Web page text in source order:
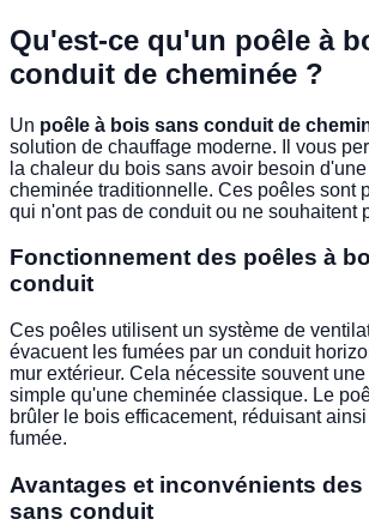
Qu'est-ce qu'un poêle à
conduit de cheminée ?
Un poêle à bois sans conduit de
solution de chauffage moderne. Il vous
la chaleur du bois sans avoir besoin
cheminée traditionnelle. Ces poêles sont
qui n'ont pas de conduit ou ne souhaitent
Fonctionnement des poêles à
conduit
Ces poêles utilisent un système de
évacuent les fumées par un conduit
mur extérieur. Cela nécessite souvent
simple qu'une cheminée classique. Le
brûler le bois efficacement, réduisant
fumée.
Avantages et inconvénients
sans conduit